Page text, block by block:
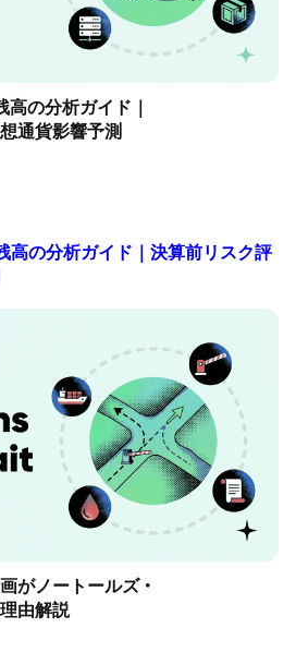
の分析ガイド｜
通貨影響予測
の分析ガイド｜決算前リスク評
がノートールズ・
由解説